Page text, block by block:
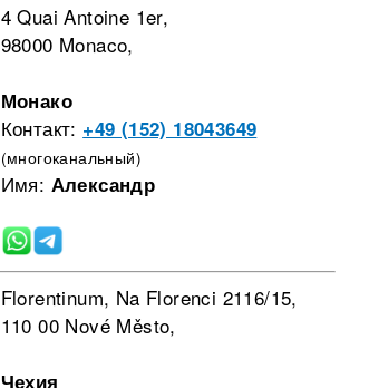
4 Quai Antoine 1er,
98000 Monaco,
Монако
Контакт: +49 (152) 18043649
(многоканальный)
Имя: Александр
Florentinum, Na Florenci 2116/15,
110 00 Nové Město,
Чехия